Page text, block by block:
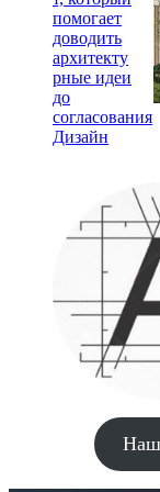
помогает
доводить
архитекту
рные идеи
до
согласования
Дизайн
Наш